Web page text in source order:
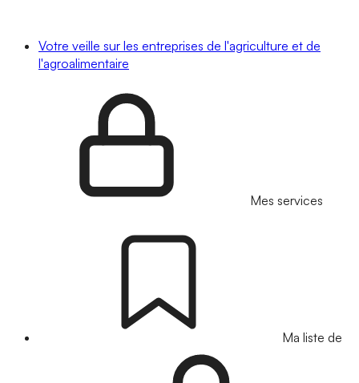
Votre veille sur les entreprises de l'agriculture et de
l'agroalimentaire
Mes services
Ma liste de